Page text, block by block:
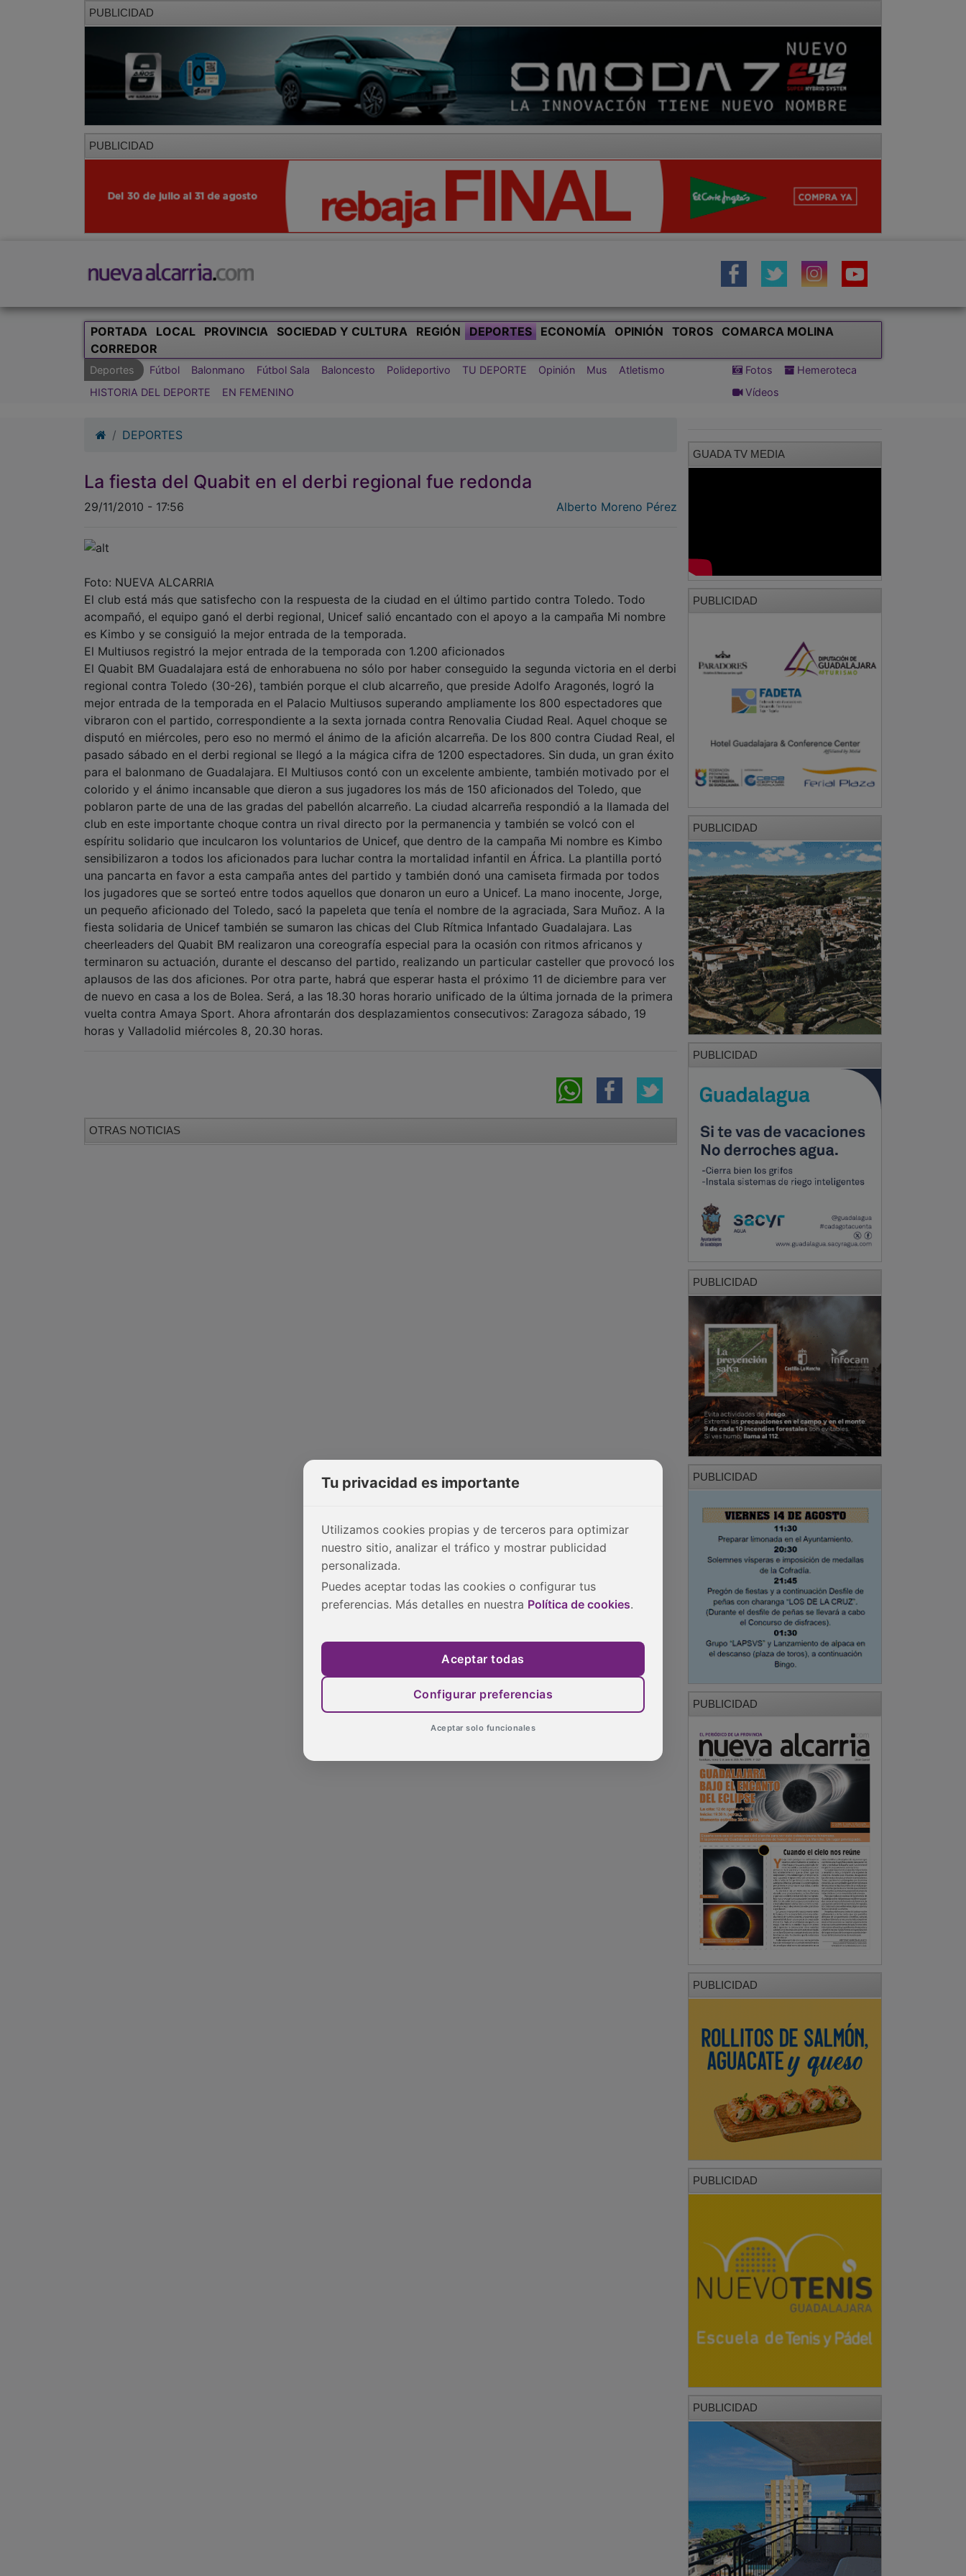
PUBLICIDAD
PUBLICIDAD
PORTADA LOCAL PROVINCIA SOCIEDAD Y CULTURA REGIÓN DEPORTES ECONOMÍA OPINIÓN TOROS
COMARCA MOLINA
CORREDOR
Deportes Fútbol Balonmano Fútbol Sala Baloncesto Polideportivo TU DEPORTE Opinión Mus
Atletismo
HISTORIA DEL DEPORTE
EN FEMENINO
Fotos
Hemeroteca
Vídeos
DEPORTES
La fiesta del Quabit en el derbi regional fue redonda
29/11/2010 - 17:56 Alberto Moreno Pérez
Foto: NUEVA ALCARRIA
El club está más que satisfecho con la respuesta de la ciudad en el último partido contra Toledo. Todo
acompañó, el equipo ganó el derbi regional, Unicef salió encantado con el apoyo a la campaña Mi nombre
es Kimbo y se consiguió la mejor entrada de la temporada.
El Multiusos registró la mejor entrada de la temporada con 1.200 aficionados
El Quabit BM Guadalajara está de enhorabuena no sólo por haber conseguido la segunda victoria en el derbi
regional contra Toledo (30-26), también porque el club alcarreño, que preside Adolfo Aragonés, logró la
mejor entrada de la temporada en el Palacio Multiusos superando ampliamente los 800 espectadores que
vibraron con el partido, correspondiente a la sexta jornada contra Renovalia Ciudad Real. Aquel choque se
disputó en miércoles, pero eso no mermó el ánimo de la afición alcarreña. De los 800 contra Ciudad Real, el
pasado sábado en el derbi regional se llegó a la mágica cifra de 1200 espectadores. Sin duda, un gran éxito
para el balonmano de Guadalajara. El Multiusos contó con un excelente ambiente, también motivado por el
colorido y el ánimo incansable que dieron a sus jugadores los más de 150 aficionados del Toledo, que
poblaron parte de una de las gradas del pabellón alcarreño. La ciudad alcarreña respondió a la llamada del
club en este importante choque contra un rival directo por la permanencia y también se volcó con el
espíritu solidario que inculcaron los voluntarios de Unicef, que dentro de la campaña Mi nombre es Kimbo
sensibilizaron a todos los aficionados para luchar contra la mortalidad infantil en África. La plantilla portó
una pancarta en favor a esta campaña antes del partido y también donó una camiseta firmada por todos
los jugadores que se sorteó entre todos aquellos que donaron un euro a Unicef. La mano inocente, Jorge,
un pequeño aficionado del Toledo, sacó la papeleta que tenía el nombre de la agraciada, Sara Muñoz. A la
fiesta solidaria de Unicef también se sumaron las chicas del Club Rítmica Infantado Guadalajara. Las
cheerleaders del Quabit BM realizaron una coreografía especial para la ocasión con ritmos africanos y
terminaron su actuación, durante el descanso del partido, realizando un particular casteller que provocó los
aplausos de las dos aficiones. Por otra parte, habrá que esperar hasta el próximo 11 de diciembre para ver
de nuevo en casa a los de Bolea. Será, a las 18.30 horas horario unificado de la última jornada de la primera
vuelta contra Amaya Sport. Ahora afrontarán dos desplazamientos consecutivos: Zaragoza sábado, 19
horas y Valladolid miércoles 8, 20.30 horas.
OTRAS NOTICIAS
GUADA TV MEDIA
PUBLICIDAD
PUBLICIDAD
PUBLICIDAD
PUBLICIDAD
PUBLICIDAD
PUBLICIDAD
PUBLICIDAD
PUBLICIDAD
PUBLICIDAD
Tu privacidad es importante
Utilizamos cookies propias y de terceros para optimizar
nuestro sitio, analizar el tráfico y mostrar publicidad
personalizada.
Puedes aceptar todas las cookies o configurar tus
preferencias. Más detalles en nuestra Política de cookies.
Aceptar todas
Configurar preferencias
Aceptar solo funcionales